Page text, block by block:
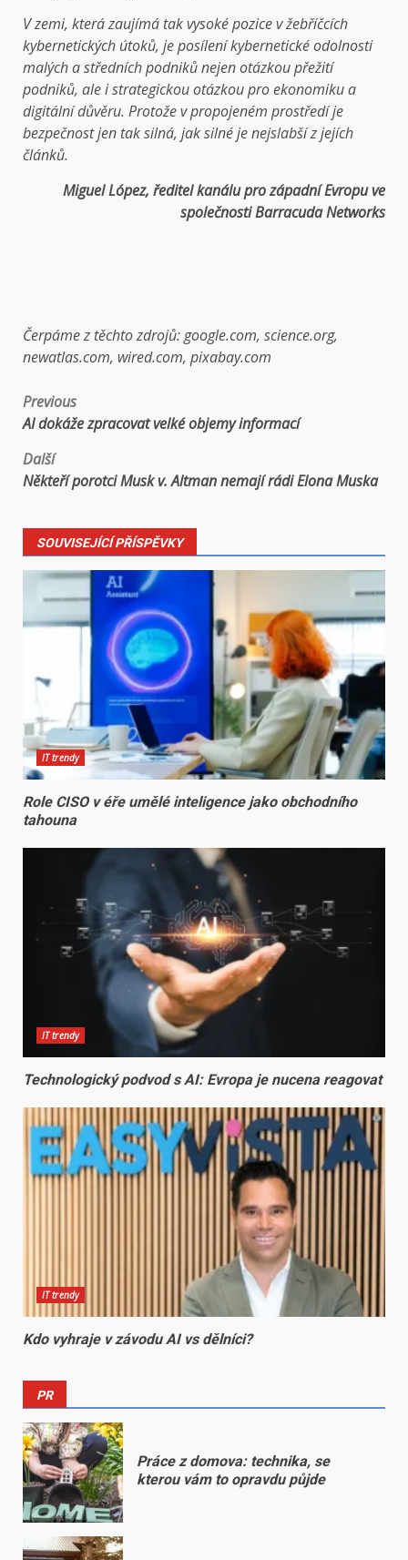
V zemi, která zaujímá tak vysoké pozice v žebříčcích
kybernetických útoků, je posílení kybernetické odolnosti
malých a středních podniků nejen otázkou přežití
podniků, ale i strategickou otázkou pro ekonomiku a
digitální důvěru. Protože v propojeném prostředí je
bezpečnost jen tak silná, jak silné je nejslabší z jejích
článků.
Miguel López, ředitel kanálu pro západní Evropu ve
společnosti Barracuda Networks
Čerpáme z těchto zdrojů: google.com, science.org,
newatlas.com, wired.com, pixabay.com
Post
navigation
Previous
AI dokáže zpracovat velké objemy informací
Další
Někteří porotci Musk v. Altman nemají rádi Elona Muska
SOUVISEJÍCÍ PŘÍSPĚVKY
IT trendy
Role CISO v éře umělé inteligence jako obchodního
tahouna
IT trendy
Technologický podvod s AI: Evropa je nucena reagovat
IT trendy
Kdo vyhraje v závodu AI vs dělníci?
PR
Práce z domova: technika, se
kterou vám to opravdu půjde